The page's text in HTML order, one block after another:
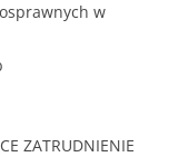
w
ZATRUDNIENIE